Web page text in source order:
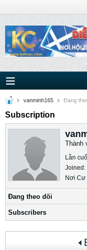
vanminh165 Ðang
Subscription
Thành
Lần
Joined:
Nơi Cư
Ðang theo dõi
Subscribers